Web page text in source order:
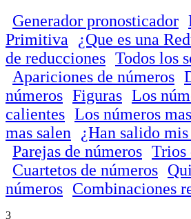
Generador pronosticador
Primitiva
¿Que es una
de reducciones Todos los
Apariciones de números
números Figuras Los
calientes Los números
mas salen
¿Han salido
Parejas de números Trios
Cuartetos de números
números Combinaciones
3